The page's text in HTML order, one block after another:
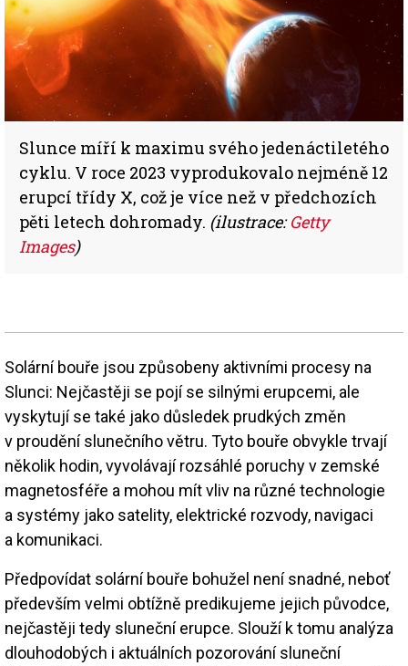
Slunce míří k maximu svého jedenáctiletého
cyklu. V roce 2023 vyprodukovalo nejméně 12
erupcí třídy X, což je více než v předchozích
pěti letech dohromady. (ilustrace:Getty
Images)
Solární bouře jsou způsobeny aktivními procesy na
Slunci: Nejčastěji se pojí se silnými erupcemi, ale
vyskytují se také jako důsledek prudkých změn
v proudění slunečního větru. Tyto bouře obvykle trvají
několik hodin, vyvolávají rozsáhlé poruchy v zemské
magnetosféře a mohou mít vliv na různé technologie
a systémy jako satelity, elektrické rozvody, navigaci
a komunikaci.
Předpovídat solární bouře bohužel není snadné, neboť
především velmi obtížně predikujeme jejich původce,
nejčastěji tedy sluneční erupce. Slouží k tomu analýza
dlouhodobých i aktuálních pozorování sluneční